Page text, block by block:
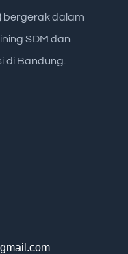
bergerak dalam
SDM dan
di Bandung.
com